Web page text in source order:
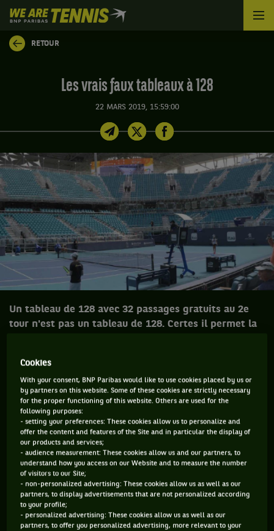
We
are
Tennis
by
RETOUR
Les vrais faux tableaux à 128
22 MARS 2019, 15:59:00
Un tableau de 128 avec 32 passages gratuits au 2e
tour n'est pas un tableau de 128. Certes il permet la
Le mois de mars, tennistiquement parlant, est très riche.
L'enchaînement Indian Wells/Miami contribue
inéluctablement à l'écriture de l'histoire du tennis. Qu'il
s'agisse de la défaite de Nadal face à Federer à Miami, alors
que l'Espagnol menait 2 sets à rien, ou encore de la victoire
d'une wild card canadienne - Bianca Andreescu - dans le
tableau féminin du BNP Paribas Open la semaine dernière, ça
reste. On s'en souvient, parce que c'est beau, incroyable,
triste, drôle …
Cookies
With your consent, BNP Paribas would like to use cookies placed by us or
by partners on this website. Some of these cookies are strictly necessary
for the proper functioning of this website. Others are used for the
following purposes:
- setting your preferences: These cookies allow us to personalize and
offer the content and features of the Site and in particular the display of
our products and services;
- audience measurement: These cookies allow us and our partners, to
understand how you access on our Website and to measure the number
of visitors to our Site;
- non-personalized advertising: These cookies allow us as well as our
partners, to display advertisements that are not personalized according
to your profile;
- personalized advertising: These cookies allow us as well as our
partners, to offer you personalized advertising, more relevant to your